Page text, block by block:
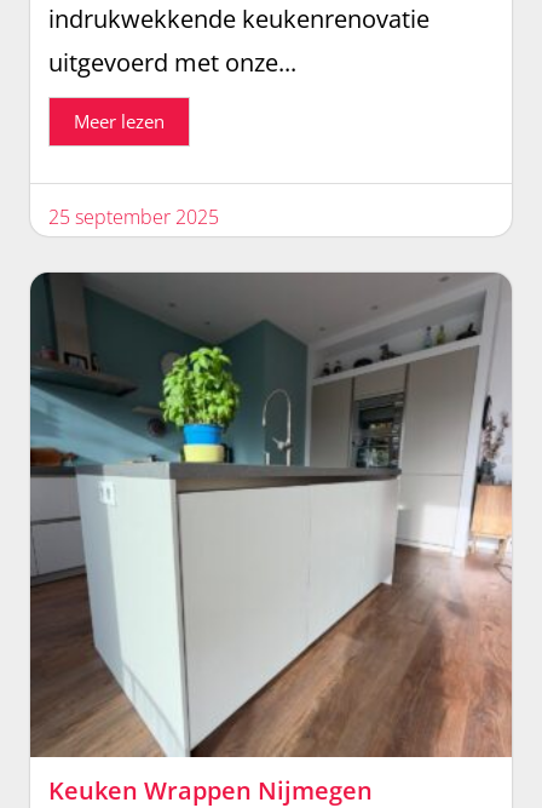
25 september 2025
indrukwekkende keukenrenovatie
uitgevoerd met onze...
Meer lezen
Keuken Wrappen Nijmegen